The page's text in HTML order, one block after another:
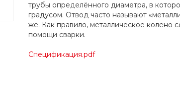
трубы определённого диаметра, в
градусом. Отвод часто называют
же. Как правило, металлическое колено
помощи сварки.
Спецификация.pdf